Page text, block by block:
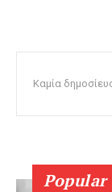
Καμία
Popular